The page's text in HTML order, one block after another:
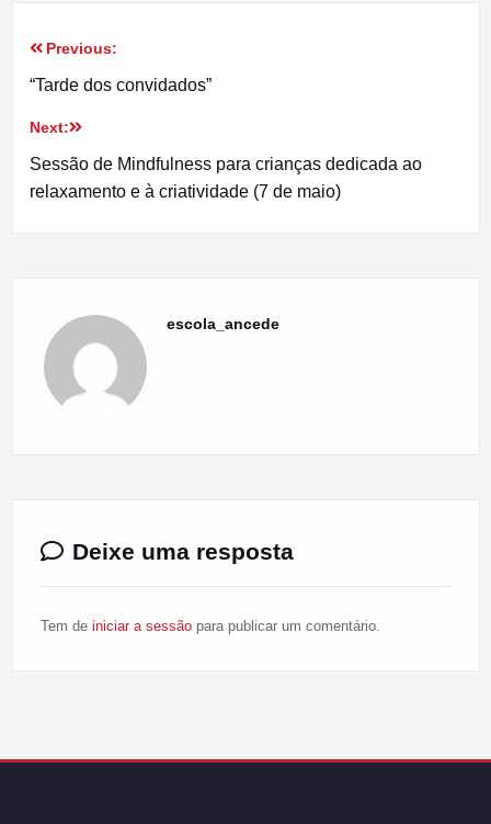
Navegação
artigos
Previous:
“Tarde dos convidados”
Next:
Sessão de Mindfulness para crianças dedicada ao
relaxamento e à criatividade (7 de maio)
escola_ancede
Deixe uma resposta
Tem de iniciar a sessãopara publicar um comentário.